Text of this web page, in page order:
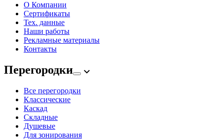
О Компании
Сертификаты
Тех. данные
Наши работы
Рекламные материалы
Контакты
Перегородки
Все перегородки
Классические
Каскад
Складные
Душевые
Для зонирования